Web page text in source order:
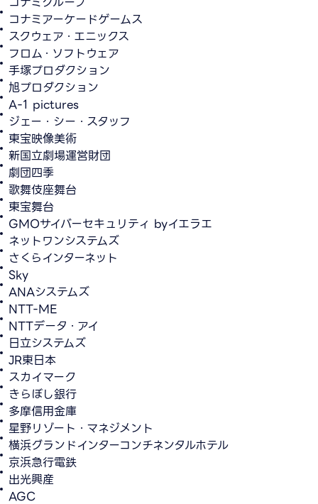
コナミアーケードゲームス
スクウェア・エニックス
フロム・ソフトウェア
手塚プロダクション
旭プロダクション
A-1 pictures
ジェー・シー・スタッフ
東宝映像美術
新国立劇場運営財団
劇団四季
歌舞伎座舞台
東宝舞台
GMOサイバーセキュリティ byイエラエ
ネットワンシステムズ
さくらインターネット
Sky
ANAシステムズ
NTT-ME
NTTデータ・アイ
日立システムズ
JR東日本
スカイマーク
きらぼし銀行
多摩信用金庫
星野リゾート・マネジメント
横浜グランドインターコンチネンタルホテル
京浜急行電鉄
出光興産
AGC